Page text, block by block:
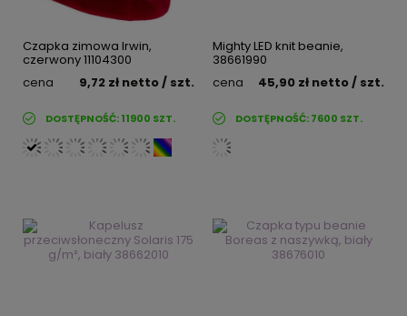
Czapka zimowa Irwin,
czerwony 11104300
cena
9,72 zł netto/ szt.
DOSTĘPNOŚĆ:11900 SZT.
Mighty LED knit beanie,
38661990
cena
45,90 zł netto/ szt.
DOSTĘPNOŚĆ:7600 SZT.